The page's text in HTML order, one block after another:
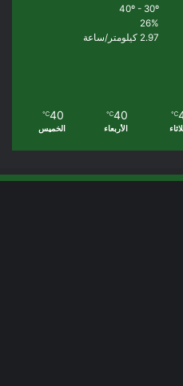
40º - 30º
26%
2.97 كيلومتر/ساعة
℃
40
℃
الأربعاء
40
℃
الخميس